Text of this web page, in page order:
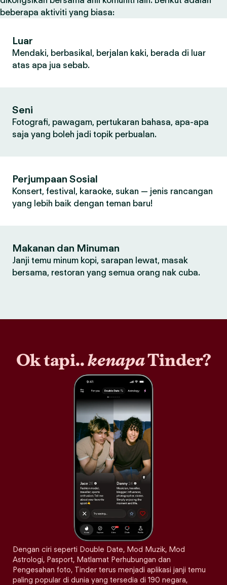
beberapa aktiviti yang biasa:
Luar
Mendaki, berbasikal, berjalan kaki, berada di luar
atas apa jua sebab.
Seni
Fotografi, pawagam, pertukaran bahasa, apa-apa
saja yang boleh jadi topik perbualan.
Perjumpaan Sosial
Konsert, festival, karaoke, sukan — jenis rancangan
yang lebih baik dengan teman baru!
Makanan dan Minuman
Janji temu minum kopi, sarapan lewat, masak
bersama, restoran yang semua orang nak cuba.
Ok tapi..kenapaTinder?
Dengan ciri seperti Double Date, Mod Muzik, Mod
Astrologi, Pasport, Matlamat Perhubungan dan
Pengesahan foto, Tinder terus menjadi aplikasi janji temu
paling popular di dunia yang tersedia di 190 negara,